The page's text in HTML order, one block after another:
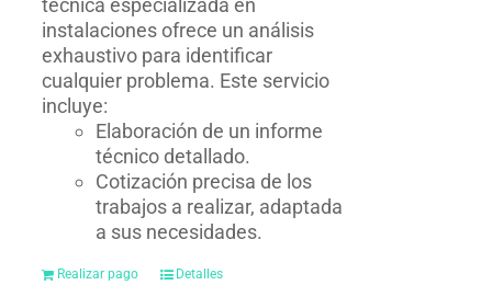
técnica especializada en
instalaciones ofrece un análisis
exhaustivo para identificar
cualquier problema. Este servicio
incluye:
Elaboración de un informe
técnico detallado.
Cotización precisa de los
trabajos a realizar, adaptada
a sus necesidades.
Realizar pago Detalles